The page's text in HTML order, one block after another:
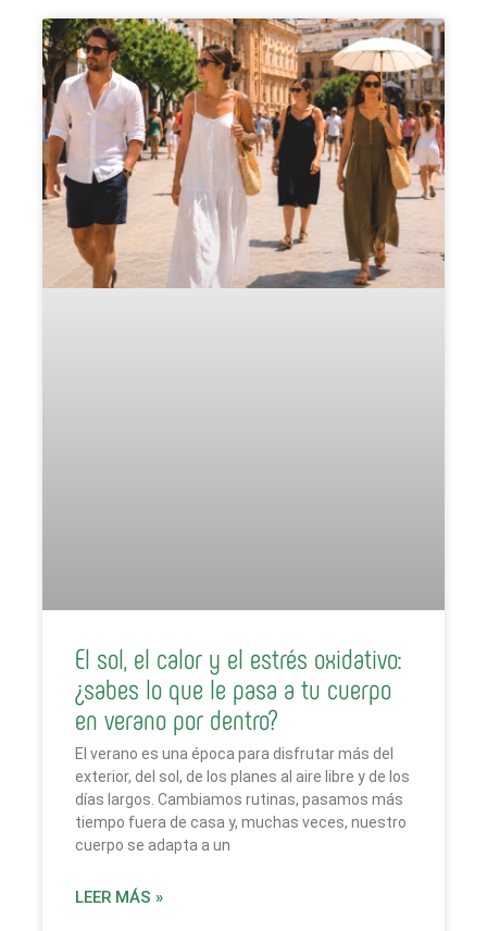
El sol, el calor y el estrés oxidativo:
¿sabes lo que le pasa a tu cuerpo
en verano por dentro?
El verano es una época para disfrutar más del
exterior, del sol, de los planes al aire libre y de los
días largos. Cambiamos rutinas, pasamos más
tiempo fuera de casa y, muchas veces, nuestro
cuerpo se adapta a un
LEER MÁS »